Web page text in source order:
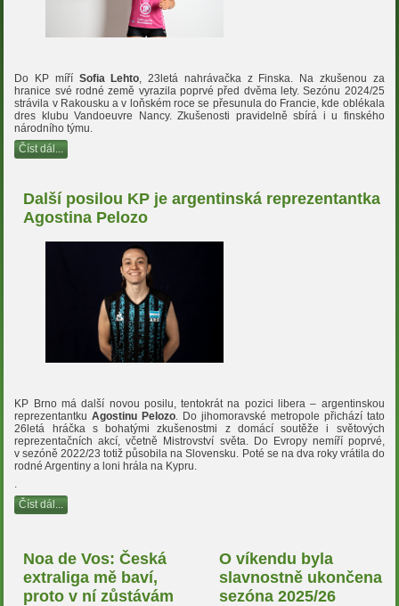
Do KP míří Sofia Lehto, 23letá nahrávačka z Finska. Na zkušenou za
hranice své rodné země vyrazila poprvé před dvěma lety. Sezónu 2024/25
strávila v Rakousku a v loňském roce se přesunula do Francie, kde oblékala
dres klubu Vandoeuvre Nancy. Zkušenosti pravidelně sbírá i u finského
národního týmu.
Číst dál...
Další posilou KP je argentinská reprezentantka
Agostina Pelozo
KP Brno má další novou posilu, tentokrát na pozici libera – argentinskou
reprezentantkuAgostinu Pelozo . Do jihomoravské metropole přichází tato
26letá hráčka s bohatými zkušenostmi z domácí soutěže i světových
reprezentačních akcí, včetně Mistrovství světa. Do Evropy nemíří poprvé,
v sezóně 2022/23 totiž působila na Slovensku. Poté se na dva roky vrátila do
rodné Argentiny a loni hrála na Kypru.
Číst dál...
Noa de Vos: Česká
extraliga mě baví,
proto v ní zůstávám
O víkendu byla
slavnostně ukončena
sezóna 2025/26